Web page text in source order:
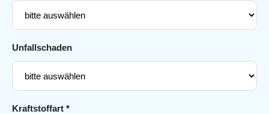
Unfallschaden
Kraftstoffart *